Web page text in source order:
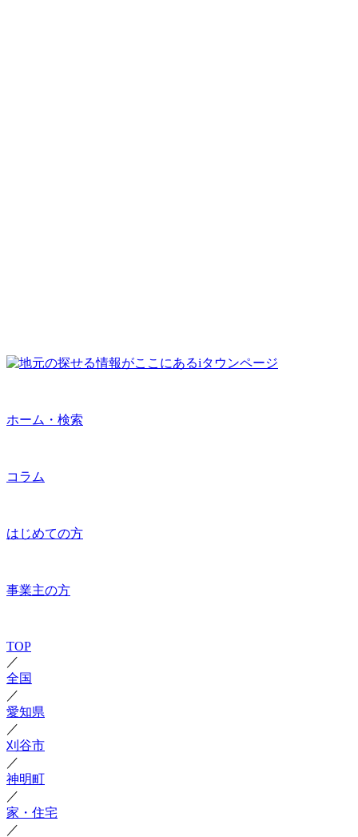
ホーム・検索
コラム
はじめての方
事業主の方
TOP
／
全国
／
愛知県
／
刈谷市
／
神明町
／
家・住宅
／